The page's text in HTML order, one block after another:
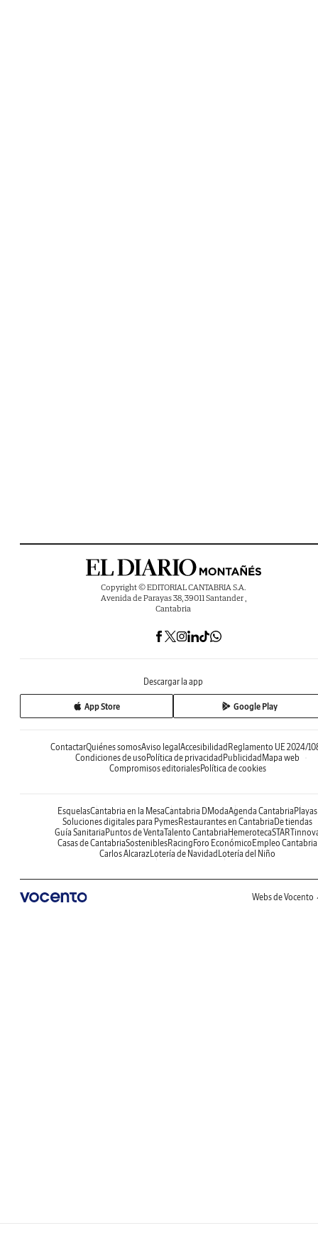
Copyright © EDITORIAL CANTABRIA S.A.
Avenida de Parayas 38, 39011 Santander ,
Cantabria
Descargar la app
App Store Google Play
ContactarQuiénes somosAviso legal Accesibilidad Reglamento UE 2024/
Condiciones de uso Política de privacidad Publicidad Mapa web
Compromisos editorialesPolítica de cookies
EsquelasCantabria en la MesaCantabria DModaAgenda Cantabria Playas
Soluciones digitales para PymesRestaurantes en Cantabria De tiendas
Guía Sanitaria Puntos de VentaTalento Cantabria Hemeroteca
Casas de CantabriaSosteniblesRacing Foro Económico Empleo Cantabria
Carlos AlcarazLotería de Navidad Lotería del Niño
Webs de Vocento